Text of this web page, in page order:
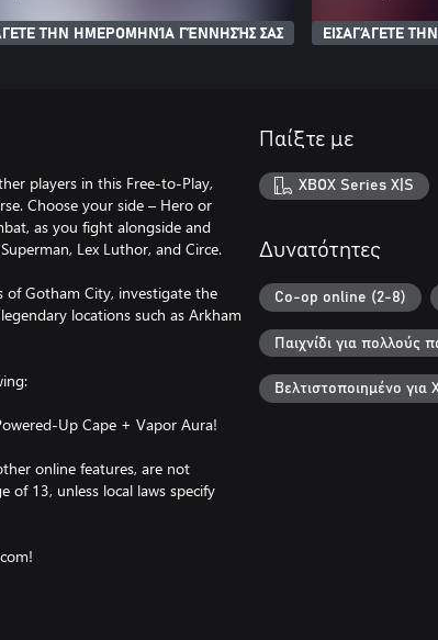
ΤΗΝ ΗΜΕΡΟΜΗΝΊΑ ΓΈΝΝΗΣΉΣ ΣΑΣ ΕΙΣΑΓΆΓΕΤΕ
players in this Free-to-Play,
Choose your side – Hero or
as you fight alongside and
Lex Luthor, and Circe.
of Gotham City, investigate the
locations such as Arkham
Up Cape + Vapor Aura!
online features, are not
of 13, unless local laws specify
Παίξτε με
XBOX Series X|S
Δυνατότητες
Co-op online (2-8)
Παιχνίδι για πολλούς
Βελτιστοποιημένο